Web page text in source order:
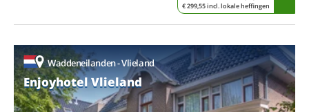
€ 299,55 incl. lokale heffingen
Waddeneilanden - Vlieland
Enjoyhotel Vlieland